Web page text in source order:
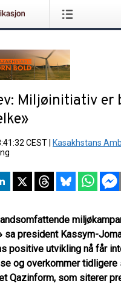
Miljøinitiativ er
CEST Kasakhstans
sa president Kassym-
positive utvikling nå får
og overkommer
Qazinform, som siterer